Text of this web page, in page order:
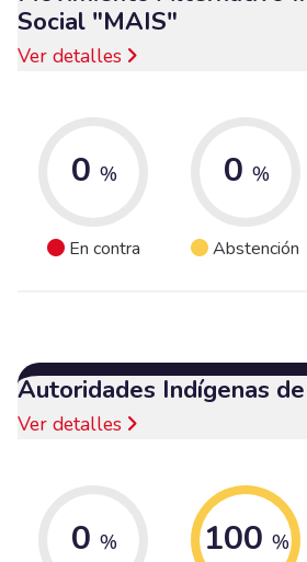
Social "MAIS"
Ver detalles
0 %
En contra
0 %
Abstención
Autoridades Indígenas
Ver detalles
0 % 100 %